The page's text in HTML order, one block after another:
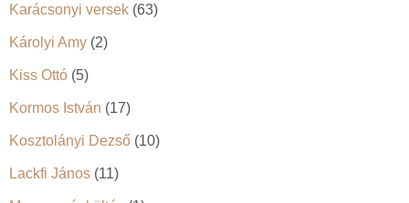
Karácsonyi versek (63)
Károlyi Amy (2)
Kiss Ottó (5)
Kormos István (17)
Kosztolányi Dezső (10)
Lackfi János (11)